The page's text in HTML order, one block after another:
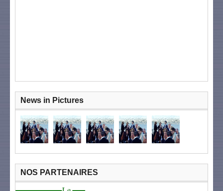
News in Pictures
NOS PARTENAIRES